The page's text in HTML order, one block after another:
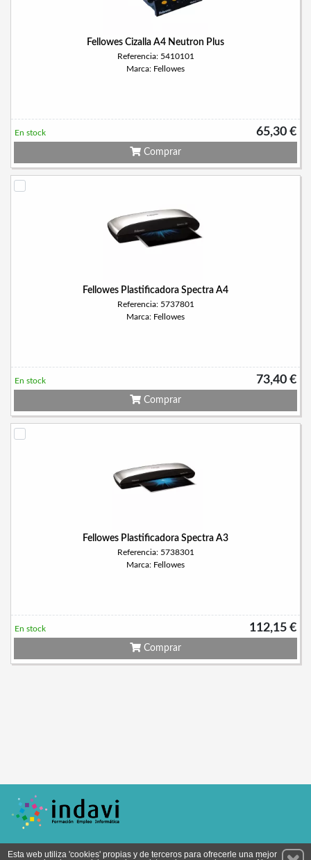
Fellowes Cizalla A4 Neutron Plus
Referencia: 5410101
Marca: Fellowes
65,30 €
En stock
Comprar
Fellowes Plastificadora Spectra A4
Referencia: 5737801
Marca: Fellowes
73,40 €
En stock
Comprar
Fellowes Plastificadora Spectra A3
Referencia: 5738301
Marca: Fellowes
112,15 €
En stock
Comprar
Esta web utiliza 'cookies' propias y de terceros para ofrecerle una mejor